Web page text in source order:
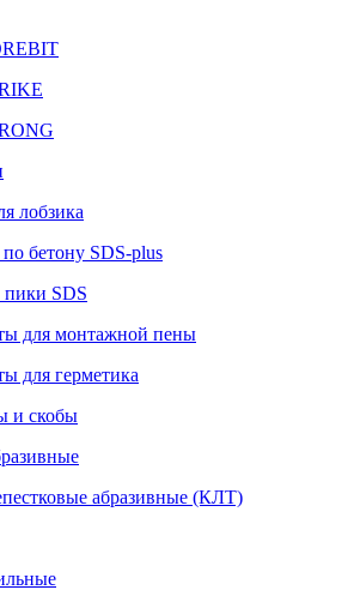
лобзика
бетону SDS-plus
пики SDS
для монтажной пены
для герметика
и скобы
абразивные (КЛТ)